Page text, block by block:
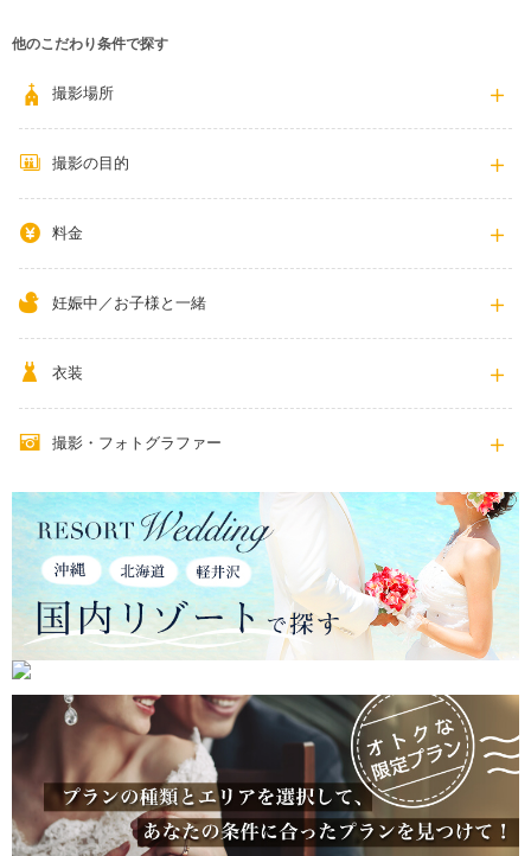
他のこだわり条件で探す
撮影場所
撮影の目的
料金
妊娠中／お子様と一緒
衣装
撮影・フォトグラファー